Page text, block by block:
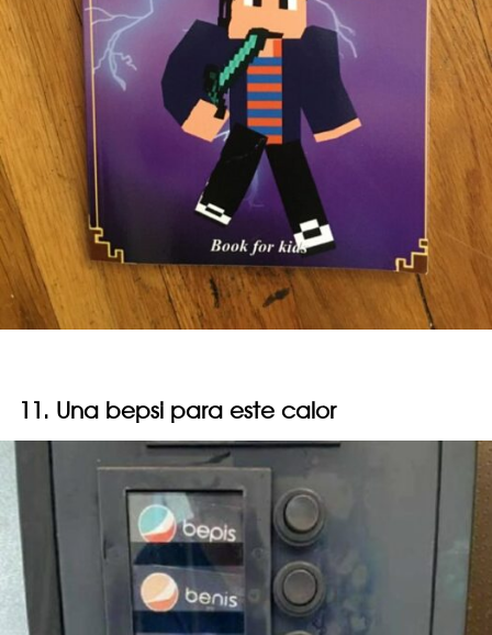
11. Una bepsi para este calor